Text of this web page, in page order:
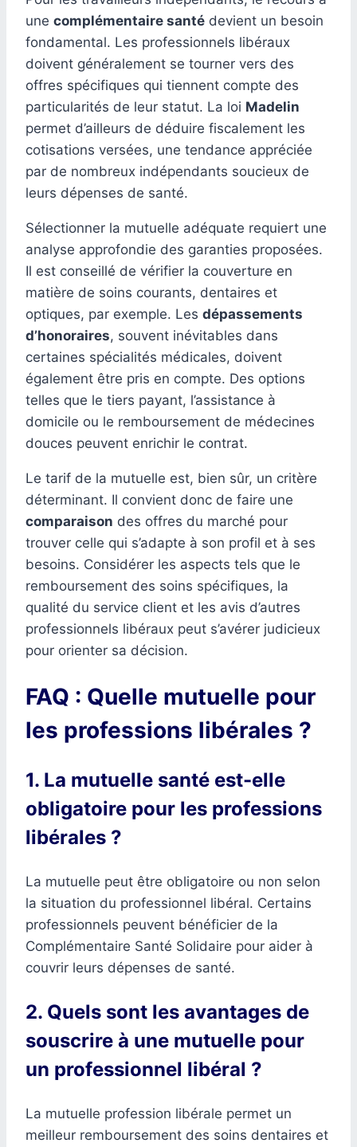
une complémentaire santé devient un besoin
fondamental. Les professionnels libéraux
doivent généralement se tourner vers des
offres spécifiques qui tiennent compte des
particularités de leur statut. La loi Madelin
permet d’ailleurs de déduire fiscalement les
cotisations versées, une tendance appréciée
par de nombreux indépendants soucieux de
leurs dépenses de santé.
Sélectionner la mutuelle adéquate requiert une
analyse approfondie des garanties proposées.
Il est conseillé de vérifier la couverture en
matière de soins courants, dentaires et
optiques, par exemple. Les dépassements
d’honoraires, souvent inévitables dans
certaines spécialités médicales, doivent
également être pris en compte. Des options
telles que le tiers payant, l’assistance à
domicile ou le remboursement de médecines
douces peuvent enrichir le contrat.
Le tarif de la mutuelle est, bien sûr, un critère
déterminant. Il convient donc de faire une
comparaison des offres du marché pour
trouver celle qui s’adapte à son profil et à ses
besoins. Considérer les aspects tels que le
remboursement des soins spécifiques, la
qualité du service client et les avis d’autres
professionnels libéraux peut s’avérer judicieux
pour orienter sa décision.
FAQ : Quelle mutuelle pour
les professions libérales ?
1. La mutuelle santé est-elle
obligatoire pour les professions
libérales ?
La mutuelle peut être obligatoire ou non selon
la situation du professionnel libéral. Certains
professionnels peuvent bénéficier de la
Complémentaire Santé Solidaire pour aider à
couvrir leurs dépenses de santé.
2. Quels sont les avantages de
souscrire à une mutuelle pour
un professionnel libéral ?
La mutuelle profession libérale permet un
meilleur remboursement des soins dentaires et